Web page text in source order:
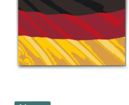
O
R